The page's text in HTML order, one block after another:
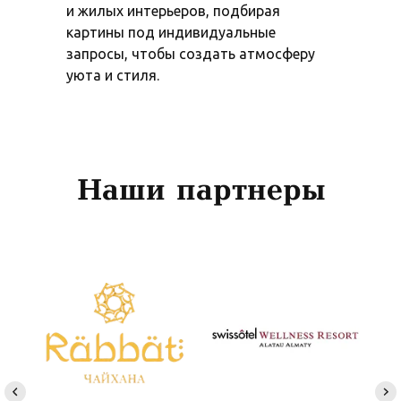
и жилых интерьеров, подбирая
картины под индивидуальные
запросы, чтобы создать атмосферу
уюта и стиля.
Наши партнеры
Магазин:
Манысай 2а
Алматы,
Наурызбайский район